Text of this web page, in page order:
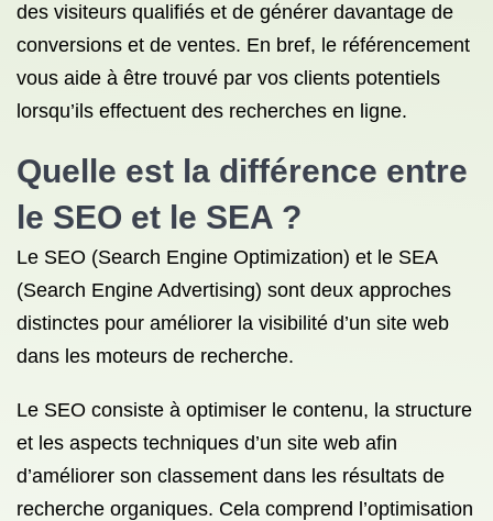
des visiteurs qualifiés et de générer davantage de
conversions et de ventes. En bref, le référencement
vous aide à être trouvé par vos clients potentiels
lorsqu’ils effectuent des recherches en ligne.
Quelle est la différence entre
le SEO et le SEA ?
Le SEO (Search Engine Optimization) et le SEA
(Search Engine Advertising) sont deux approches
distinctes pour améliorer la visibilité d’un site web
dans les moteurs de recherche.
Le SEO consiste à optimiser le contenu, la structure
et les aspects techniques d’un site web afin
d’améliorer son classement dans les résultats de
recherche organiques. Cela comprend l’optimisation